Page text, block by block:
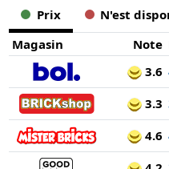
Prix
N'est
Magasin
Note
3.6
3.3
4.6